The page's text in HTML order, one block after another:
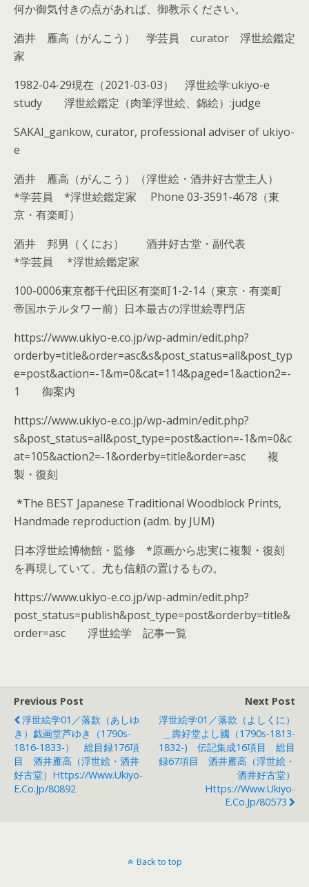
何か御気付きの点があれば、御教示ください。
酒井 雁高（がんこう） 学芸員 curator 浮世絵鑑定
家
1982-04-29現在（2021-03-03） 浮世絵学:ukiyo-e
study 浮世絵鑑定（肉筆浮世絵、錦絵）:judge
SAKAI_gankow, curator, professional adviser of ukiyo-
e
酒井 雁高（がんこう）（浮世絵・酒井好古堂主人）
*学芸員 *浮世絵鑑定家 Phone 03-3591-4678（東
京・有楽町）
酒井 邦男（くにお） 酒井好古堂・副代表
*学芸員 *浮世絵鑑定家
100-0006東京都千代田区有楽町1-2-14（東京・有楽町
帝国ホテルタワー前）日本最古の浮世絵専門店
https://www.ukiyo-e.co.jp/wp-admin/edit.php?
orderby=title&order=asc&s&post_status=all&post_typ
e=post&action=-1&m=0&cat=114&paged=1&action2=-
1 御案内
https://www.ukiyo-e.co.jp/wp-admin/edit.php?
s&post_status=all&post_type=post&action=-1&m=0&c
at=105&action2=-1&orderby=title&order=asc 複
製・復刻
*The BEST Japanese Traditional Woodblock Prints,
Handmade reproduction (adm. by JUM)
日本浮世絵博物館・監修 *原画から忠実に複製・復刻
を再現していて、尤も信頼の置けるもの。
https://www.ukiyo-e.co.jp/wp-admin/edit.php?
post_status=publish&post_type=post&orderby=title&
order=asc 浮世絵学 記事一覧
Previous Post
浮世絵学01／落款（あしゆ
き）戯画堂芦ゆき（1790s-
1816-1833-） 総目録176項
目 酒井雁高（浮世絵・酒井
好古堂）https://www.ukiyo-
E.co.jp/80892
Next Post
浮世絵学01／落款（よしくに）
＿壽好堂よし國（1790s-1813-
1832-) 伝記集成16項目 総目
録67項目 酒井雁高（浮世絵・
酒井好古堂）
Https://www.ukiyo-
E.co.jp/80573
Back to top